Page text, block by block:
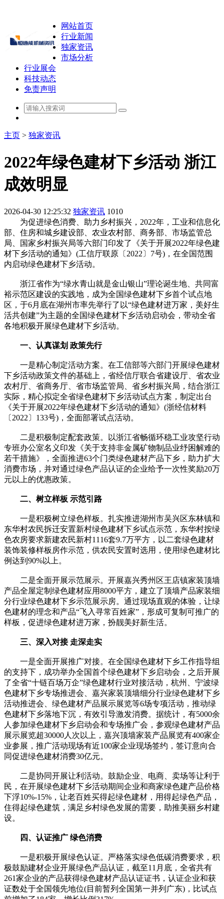
网站首页
行业新闻
独家资讯
市场分析
行业展会
科技动态
免责声明
主页 > 独家资讯
2022年绿色建材下乡活动 浙江
成效明显
2026-04-30 12:25:32 独家资讯 1010
为促进绿色消费、助力乡村振兴，2022年，工业和信息化
部、住房和城乡建设部、农业农村部、商务部、市场监管总
局、国家乡村振兴局等六部门印发了《关于开展2022年绿色建
材下乡活动的通知》(工信厅联原〔2022〕7号)，在全国范围
内启动绿色建材下乡活动。
浙江省作为“绿水青山就是金山银山”理论诞生地、共同富
裕示范区建设的实践地，成为全国绿色建材下乡首个试点地
区，于6月底在湖州市率先举行了以“绿色建材进万家，美好生
活共创建”为主题的全国绿色建材下乡活动启动会，带动全省
各地积极开展绿色建材下乡活动。
一、认真谋划 政策先行
一是精心制定活动方案。在工信部等六部门开展绿色建材
下乡活动政策文件的基础上，省经信厅联合省建设厅、省农业
农村厅、省商务厅、省市场监管局、省乡村振兴局，结合浙江
实际，精心拟定全省绿色建材下乡活动试点方案，制定出台
《关于开展2022年绿色建材下乡活动的通知》(浙经信材料
〔2022〕133号)，全面部署试点活动。
二是积极制定配套政策。以浙江省畅循环稳工业攻坚行动
专班办公室名义印发《关于支持非金属矿物制品业纾困解难的
若干措施》，全面推进63个门类绿色建材产品下乡，助力扩大
消费市场，并对通过绿色产品认证的企业给予一次性奖励20万
元以上的优惠政策。
二、树立样板 示范引路
一是积极树立绿色样板。扎实推进湖州市吴兴区东林镇和
东华村农民拆迁安置新村绿色建材下乡试点示范，东华村按绿
色农房要求新建农民新村1116套9.7万平方，以二套绿色建材
装饰装修样板房作示范，供农民安置时选用，使用绿色建材比
例达到90%以上。
二是全面开展示范展示。开展嘉兴秀州区王店镇家装顶墙
产品全屋定制绿色建材应用8000平方，建立了顶墙产品家装细
分行业绿色建材下乡示范展示房。通过现场直观的体验，让绿
色建材的理念和产品“飞入寻常百姓家”，形成可复制可推广的
样板，促进绿色建材进万家，扮靓美好新生活。
三、深入对接 走深走实
一是全面开展推广对接。在全国绿色建材下乡工作指导组
的支持下，成功举办全国首个绿色建材下乡启动会，之后开展
了全省“十链百场万企”绿色建材行业对接活动，杭州、宁波绿
色建材下乡专场推进会、嘉兴家装顶墙细分行业绿色建材下乡
活动推进会、绿色建材产品展示展览等6场专项活动，推动绿
色建材下乡落地下沉，有效引导激发消费。据统计，有5000余
人参加绿色建材下乡启动会和专场推广会，参观绿色建材产品
展示展览超30000人次以上，嘉兴顶墙家装产品展览有400家企
业参展，推广活动现场有近100家企业现场签约，签订意向合
同促进绿色建材消费30亿元。
二是协同开展让利活动。鼓励企业、电商、卖场等让利于
民，在开展绿色建材下乡活动期间企业和商家绿色建产品价格
下浮10%-15%，让老百姓买得起绿色建材，用得起绿色产品，
住得起绿色建筑，满足乡村绿色发展的需要，助推美丽乡村建
设。
四、认证推广 绿色消费
一是积极开展绿色认证。严格落实绿色低碳消费要求，积
极鼓励建材企业开展绿色产品认证，截至11月底，全省共有
261家企业的产品获得绿色建材产品认证证书，认证企业和获
证数处于全国领先地位(目前暂列全国第一并列广东)，比试点